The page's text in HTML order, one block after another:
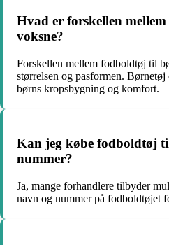
Hvad er forskellen
voksne?
Forskellen mellem fodboldtøj til
størrelsen og pasformen.
børns kropsbygning og komfort.
Kan jeg købe fodboldtøj
nummer?
Ja, mange forhandlere tilbyder
navn og nummer på fodboldtøjet